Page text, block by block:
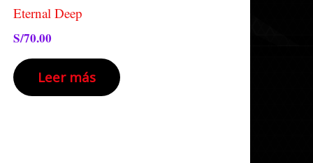
elegir
Eternal Deep
S/70.00
Leer más